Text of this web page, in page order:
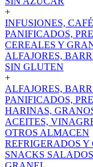
+
INFUSIONES,
PANIFICADOS,
CEREALES Y
ALFAJORES,
SIN GLUTEN
+
ALFAJORES,
PANIFICADOS,
HARINAS,
ACEITES,
OTROS ALMACEN
REFRIGERADOS
SNACKS SALADOS